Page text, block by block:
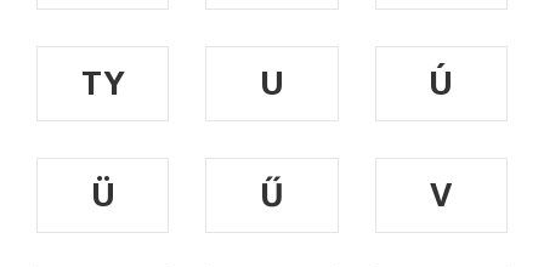
TY
U
Ú
Ü
Ű
V